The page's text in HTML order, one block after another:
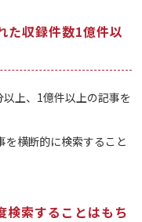
収録件数1億件以
上、1億件以上の記事を
横断的に検索すること
索することはもち